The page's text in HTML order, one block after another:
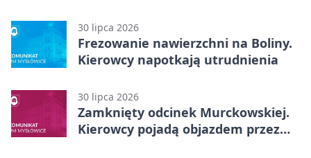
30 lipca 2026
Frezowanie nawierzchni na Boliny.
Kierowcy napotkają utrudnienia
30 lipca 2026
Zamknięty odcinek Murckowskiej.
Kierowcy pojadą objazdem przez